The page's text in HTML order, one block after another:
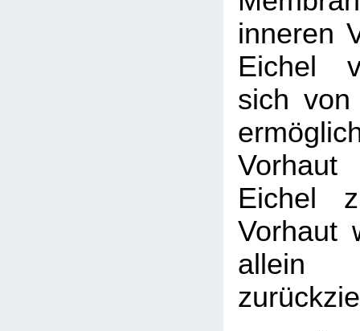
inneren
Eichel
sich
Eichel
Vorhaut
allein